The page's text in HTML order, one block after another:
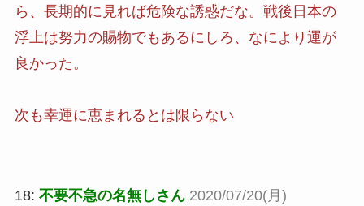
ら、長期的に見れば危険な誘惑だな。戦後日本の
浮上は努力の賜物でもあるにしろ、なにより運が
良かった。
次も幸運に恵まれるとは限らない
18: 不要不急の名無しさん 2020/07/20(月)